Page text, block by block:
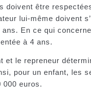
doivent être
lui-même doivent
En ce qui
à 4 ans.
le repreneur
pour un enfant, les
000 euros.